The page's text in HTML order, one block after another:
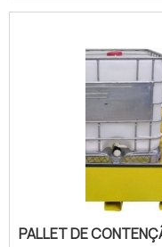
PALLET DE